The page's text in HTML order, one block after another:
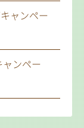
ャンペー
ャンペー